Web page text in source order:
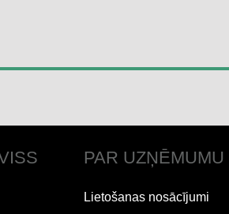
PAR UZŅĒMUMU
Lietošanas nosācījumi